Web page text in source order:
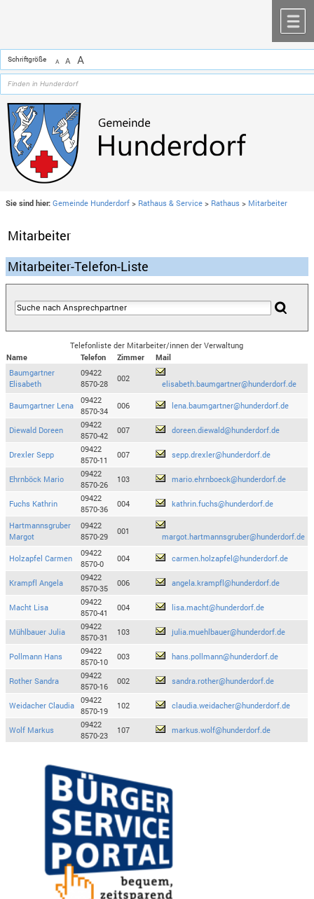
Schriftgröße A A A
Sie sind hier: Gemeinde Hunderdorf > Rathaus & Service > Rathaus > Mitarbeiter
Mitarbeiter
Mitarbeiter-Telefon-Liste
Telefonliste der Mitarbeiter/innen der Verwaltung
Name
Telefon Zimmer
Mail
Baumgartner
Elisabeth
09422
8570-28
002
elisabeth.baumgartner@hunderdorf.de
Baumgartner Lena
09422
8570-34
006 lena.baumgartner@hunderdorf.de
Diewald Doreen
09422
8570-42
007 doreen.diewald@hunderdorf.de
Drexler Sepp
09422
8570-11
007 sepp.drexler@hunderdorf.de
Ehrnböck Mario
09422
8570-26
103 mario.ehrnboeck@hunderdorf.de
Fuchs Kathrin
09422
8570-36
004 kathrin.fuchs@hunderdorf.de
Hartmannsgruber
Margot
09422
8570-29
001
margot.hartmannsgruber@hunderdorf.de
Holzapfel Carmen
09422
8570-0
004 carmen.holzapfel@hunderdorf.de
Krampfl Angela
09422
8570-35
006 angela.krampfl@hunderdorf.de
Macht Lisa
09422
8570-41
004 lisa.macht@hunderdorf.de
Mühlbauer Julia
09422
8570-31
103 julia.muehlbauer@hunderdorf.de
Pollmann Hans
09422
8570-10
003 hans.pollmann@hunderdorf.de
Rother Sandra
09422
8570-16
002 sandra.rother@hunderdorf.de
Weidacher Claudia
09422
8570-19
102 claudia.weidacher@hunderdorf.de
Wolf Markus
09422
8570-23
107 markus.wolf@hunderdorf.de